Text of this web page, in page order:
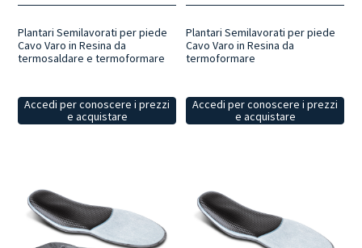
Plantari Semilavorati per piede
Cavo Varo in Resina da
termosaldare e termoformare
Accedi per conoscere i prezzi
e acquistare
Plantari Semilavorati per piede
Cavo Varo in Resina da
termoformare
Accedi per conoscere i prezzi
e acquistare